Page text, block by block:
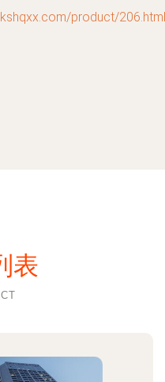
product/206.html
表